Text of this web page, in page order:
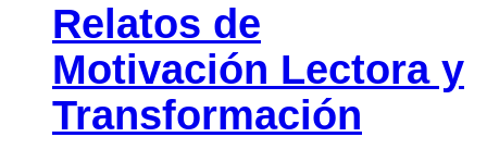
Relatos de
Motivación Lectora y
Transformación